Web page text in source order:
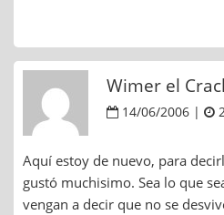
Wimer el
14/06/2006 |
Aquí estoy de nuevo, para
gustó muchisimo. Sea lo que
vengan a decir que no se